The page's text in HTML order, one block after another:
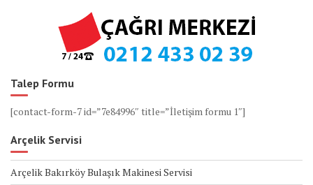
Talep Formu
[contact-form-7 id=”7e84996″ title=”İletişim formu 1″]
Arçelik Servisi
Arçelik Bakırköy Bulaşık Makinesi Servisi